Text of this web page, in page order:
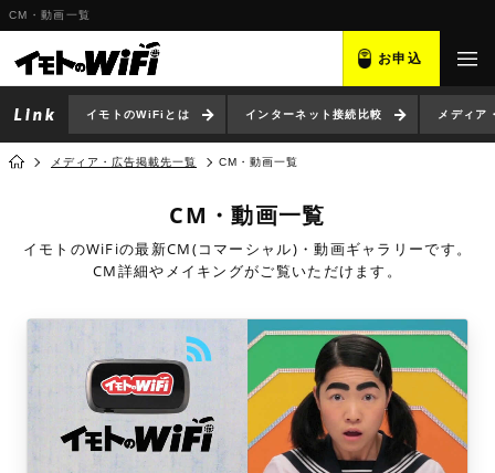
CM・動画一覧
お申込
イモトのWiFiとは インターネット接続比較 メディア
メディア・広告掲載先一覧 CM・動画一覧
CM・動画一覧
イモトのWiFiの最新CM(コマーシャル)・動画ギャラリーです。
CM詳細やメイキングがご覧いただけます。